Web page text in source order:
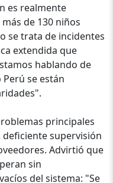
es realmente
de 130 niños
se trata de incidentes
extendida que
hablando de
se están
principales
supervisión
Advirtió que
sin
del sistema: "Se